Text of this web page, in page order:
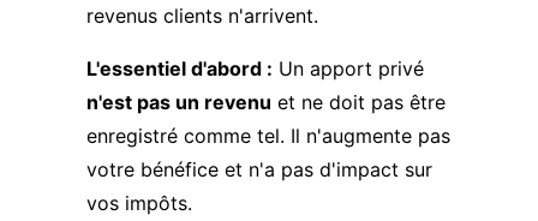
revenus clients n'arrivent.
L'essentiel d'abord : Un apport privé
n'est pas un revenu et ne doit pas être
enregistré comme tel. Il n'augmente pas
votre bénéfice et n'a pas d'impact sur
vos impôts.